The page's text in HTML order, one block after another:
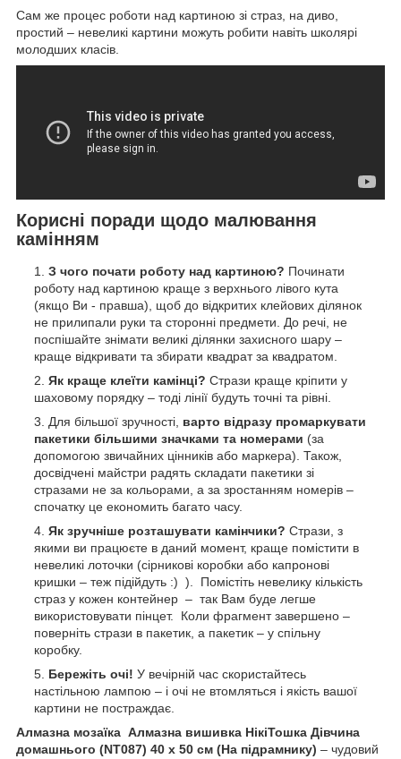
Сам же процес роботи над картиною зі страз, на диво,
простий – невеликі картини можуть робити навіть школярі
молодших класів.
Корисні поради щодо малювання
камінням
З чого почати роботу над картиною? Починати
роботу над картиною краще з верхнього лівого кута
(якщо Ви - правша), щоб до відкритих клейових ділянок
не прилипали руки та сторонні предмети. До речі, не
поспішайте знімати великі ділянки захисного шару –
краще відкривати та збирати квадрат за квадратом.
Як краще клеїти камінці? Стрази краще кріпити у
шаховому порядку – тоді лінії будуть точні та рівні.
Для більшої зручності, варто відразу промаркувати
пакетики більшими значками та номерами (за
допомогою звичайних цінників або маркера). Також,
досвідчені майстри радять складати пакетики зі
стразами не за кольорами, а за зростанням номерів –
спочатку це економить багато часу.
Як зручніше розташувати камінчики? Стрази, з
якими ви працюєте в даний момент, краще помістити в
невеликі лоточки (сірникові коробки або капронові
кришки – теж підійдуть :) ). Помістіть невелику кількість
страз у кожен контейнер – так Вам буде легше
використовувати пінцет. Коли фрагмент завершено –
поверніть стрази в пакетик, а пакетик – у спільну
коробку.
Бережіть очі! У вечірній час скористайтесь
настільною лампою – і очі не втомляться і якість вашої
картини не постраждає.
Алмазна мозаїка Алмазна вишивка НікіТошка Дівчина
домашнього (NT087) 40 х 50 см (На підрамнику) – чудовий